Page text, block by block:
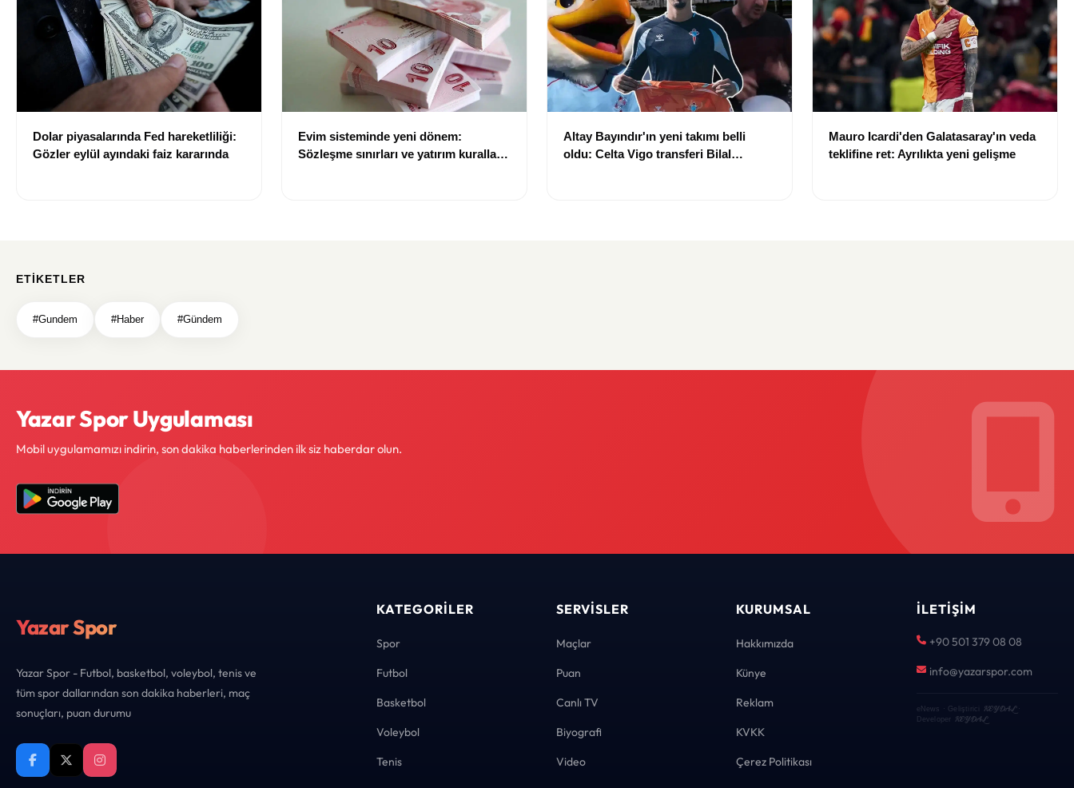
Dolar piyasalarında Fed hareketliliği:
Gözler eylül ayındaki faiz kararında
Evim sisteminde yeni dönem:
Sözleşme sınırları ve yatırım kuralları
Altay Bayındır'ın yeni takımı belli
oldu: Celta Vigo transferi Bilal
Mauro Icardi'den Galatasaray'ın veda
teklifine ret: Ayrılıkta yeni gelişme
ETIKETLER
#Gundem #Haber #Gündem
Yazar Spor Uygulaması
Mobil uygulamamızı indirin, son dakika haberlerinden ilk siz haberdar olun.
Yazar Spor
Yazar Spor - Futbol, basketbol, voleybol, tenis ve
tüm spor dallarından son dakika haberleri, maç
sonuçları, puan durumu
KATEGORILER
Spor
Futbol
Basketbol
Voleybol
Tenis
SERVISLER
Maçlar
Puan
Canlı TV
Biyografi
Video
KURUMSAL
Hakkımızda
Künye
Reklam
KVKK
Çerez Politikası
İLETIŞIM
+90 501 379 08 08
info@yazarspor.com
eNews · Geliştirici KEYDAL·
Developer
KEYDAL